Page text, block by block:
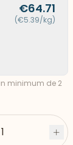
€64.71
(€5.39/kg)
minimum de 2
1